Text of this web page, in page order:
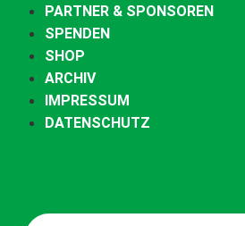
PARTNER & SPONSOREN
SPENDEN
SHOP
ARCHIV
IMPRESSUM
DATENSCHUTZ